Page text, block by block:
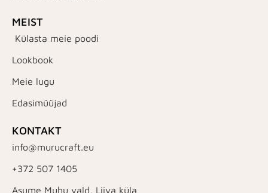
MEIST
Külasta meie poodi
Lookbook
Meie lugu
Edasimüüjad
KONTAKT
info@murucraft.eu
+372 507 1405
Asume Muhu vald, Liiva küla